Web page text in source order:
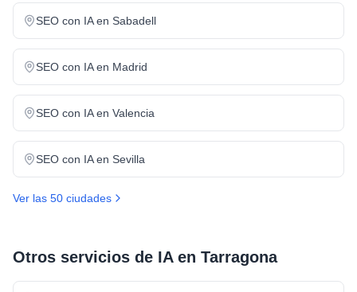
SEO con IAen Sabadell
SEO con IAen Madrid
SEO con IAen Valencia
SEO con IAen Sevilla
Ver las 50 ciudades
Otros servicios de IA en Tarragona